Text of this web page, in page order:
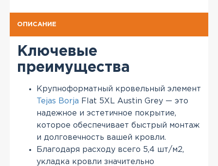
ОПИСАНИЕ
Ключевые
преимущества
Крупноформатный кровельный элемент
Tejas Borja Flat 5XL Austin Grey — это
надежное и эстетичное покрытие,
которое обеспечивает быстрый монтаж
и долговечность вашей кровли.
Благодаря расходу всего 5,4 шт/м2,
укладка кровли значительно